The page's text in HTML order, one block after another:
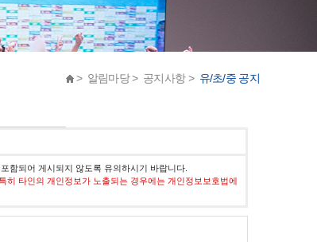
> 알림마당 > 공지사항 > 유/초/중 공지
함되어 게시되지 않도록 유의하시기 바랍니다.
타인의 개인정보가 노출되는 경우에는 개인정보보호법에